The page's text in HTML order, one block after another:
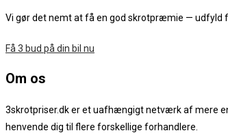
Vi gør det nemt at få en god skrotpræmie — udfyld
Få 3 bud på din bil nu
Om os
3skrotpriser.dk er et uafhængigt netværk af mere
henvende dig til flere forskellige forhandlere.